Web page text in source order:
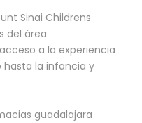
Sinai Childrens
del área
a la experiencia
hasta la infancia y
guadalajara